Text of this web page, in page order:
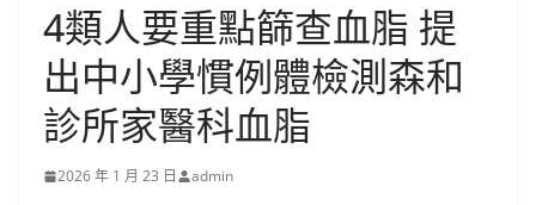
4類人要重點篩查血脂 提
出中小學慣例體檢測森和
診所家醫科血脂
2026 年 1 月 23 日 admin